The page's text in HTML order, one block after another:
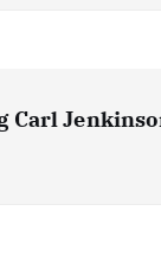
Carl